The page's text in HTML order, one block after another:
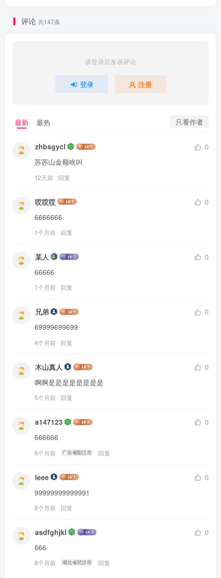
评论 共147条
请登录后发表评论
登录 注册
最新 最热 只看作者
zhbsgycl
0
苏苏山金额啥叫
12天前 回复
哎哎哎
0
6666666
1个月前 回复
某人
0
66666
1个月前 回复
兄弟
0
69999699699
4个月前 回复
木山真人
0
啊啊是是是是是是是是
5个月前 回复
a147123
0
666666
6个月前 广东省阳江市 回复
leee
0
99999999999991
8个月前 回复
asdfghjkl
0
666
8个月前 湖北省武汉市 回复